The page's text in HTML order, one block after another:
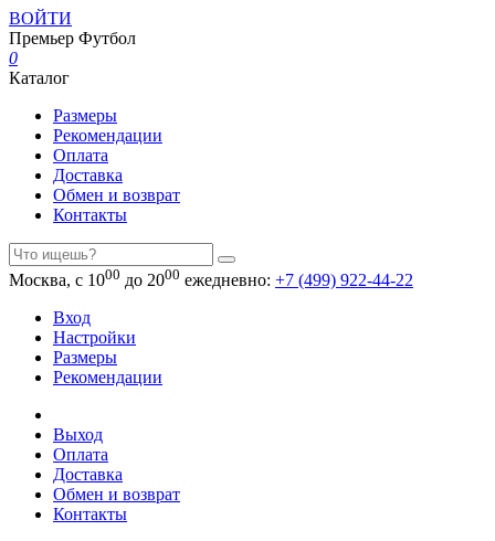
ВОЙТИ
Премьер Футбол
0
Каталог
Размеры
Рекомендации
Оплата
Доставка
Обмен и возврат
Контакты
Москва, с 1000 до 2000 ежедневно: +7 (499) 922-44-22
Вход
Настройки
Размеры
Рекомендации
Выход
Оплата
Доставка
Обмен и возврат
Контакты